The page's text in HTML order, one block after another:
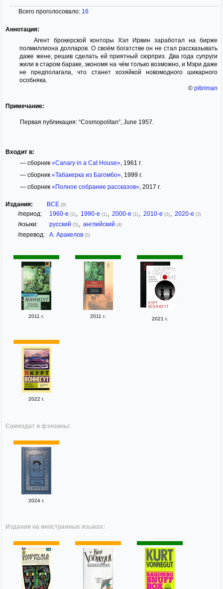
Всего проголосовало: 16
Аннотация:
Агент брокерской конторы Хэл Ирвин заработал на бирже
полмиллиона долларов. О своём богатстве он не стал рассказывать
даже жене, решив сделать ей приятный сюрприз. Два года супруги
жили в старом бараке, экономя на чём только возможно, и Мэри даже
не предполагала, что станет хозяйкой новомодного шикарного
особняка.
© pitiriman
Примечание:
Первая публикация: “Cosmopolitan”, June 1957.
Входит в:
— сборник «Canary in a Cat House», 1961 г.
— сборник «Табакерка из Багомбо», 1999 г.
— сборник «Полное собрание рассказов», 2017 г.
Издания: ВСЕ (9)
/период: 1960-е (1) 1990-е (1) 2000-е (1) 2010-е (3) 2020-е (3)
/языки: русский (5) английский (4)
/перевод: А. Аракелов (5)
2011 г. 2011 г. 2021 г.
2022 г.
Самиздат и фэнзины:
2024 г.
Издания на иностранных языках: